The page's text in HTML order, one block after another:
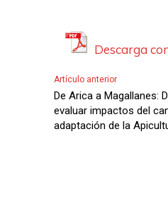
Descarga
Artículo anterior
De Arica a Magallanes:
evaluar impactos del
adaptación de la